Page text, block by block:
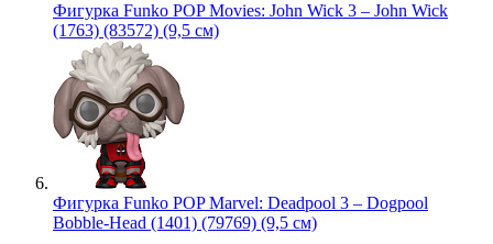
Фигурка Funko POP Movies: John Wick 3 – John Wick
(1763) (83572) (9,5 см)
Фигурка Funko POP Marvel: Deadpool 3 – Dogpool
Bobble-Head (1401) (79769) (9,5 см)